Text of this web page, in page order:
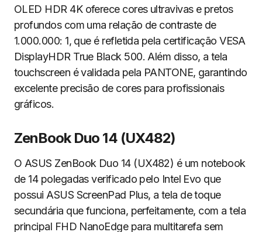
OLED HDR 4K oferece cores ultravivas e pretos
profundos com uma relação de contraste de
1.000.000: 1, que é refletida pela certificação VESA
DisplayHDR True Black 500. Além disso, a tela
touchscreen é validada pela PANTONE, garantindo
excelente precisão de cores para profissionais
gráficos.
ZenBook Duo 14 (UX482)
O ASUS ZenBook Duo 14 (UX482) é um notebook
de 14 polegadas verificado pelo Intel Evo que
possui ASUS ScreenPad Plus, a tela de toque
secundária que funciona, perfeitamente, com a tela
principal FHD NanoEdge para multitarefa sem